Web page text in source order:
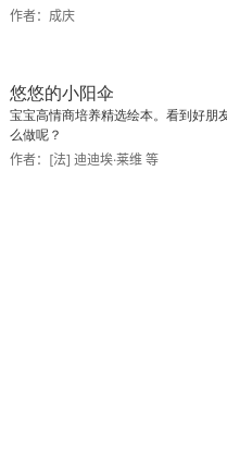
体的政治制度
与民族融合
中的几个问题
古代的政治、选官和法律制
作者：成庆
悠悠的小阳伞
宝宝高情商培养精选绘本。看到好朋
么做呢？
作者：[法] 迪迪埃·莱维 等